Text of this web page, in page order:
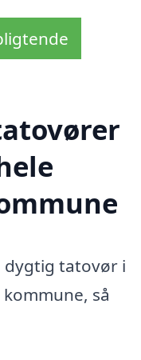
dygtig tatovør i
så